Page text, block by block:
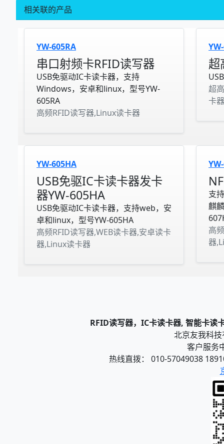
相关联的产品
YW-605RA
串口射频卡RFID读写器
USB免驱动IC卡读卡器，支持
Windows，安卓和linux，型号YW-
605RA
高频RFID读写器,Linux读卡器
超
超
卡
YW-605HA
USB免驱IC卡读卡器发卡
器YW-605HA
USB免驱动IC卡读卡器，支持web，安
卓和linux，型号YW-605HA
高频RFID读写器,WEB读卡器,安卓读卡
器,Linux读卡器
支
麒
高
器
RFID读写器，IC卡读卡器, 智能卡读
北京友我科
客户服务
热线直拨： 010-57049038